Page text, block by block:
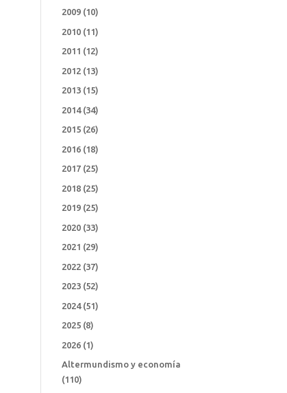
2009 (10)
2010 (11)
2011 (12)
2012 (13)
2013 (15)
2014(34)
2015 (26)
2016 (18)
2017 (25)
2018 (25)
2019 (25)
2020 (33)
2021 (29)
2022 (37)
2023 (52)
2024(51)
2025 (8)
2026 (1)
Altermundismo y economía
(110)